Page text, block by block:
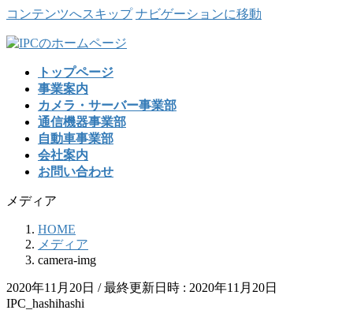
コンテンツへスキップ ナビゲーションに移動
トップページ
事業案内
カメラ・サーバー事業部
通信機器事業部
自動車事業部
会社案内
お問い合わせ
メディア
HOME
メディア
camera-img
2020年11月20日 / 最終更新日時 : 2020年11月20日
IPC_hashihashi